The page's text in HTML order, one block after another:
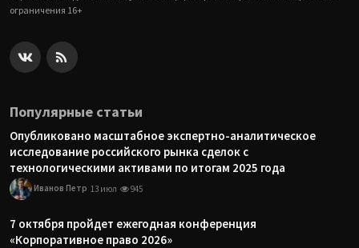
ограничения 16+
Популярные статьи
Опубликовано масштабное экспертно-аналитическое
исследование российского рынка сделок с
технологическими активами по итогам 2025 года
Иванов Петр 13 июл 945
7 октября пройдет ежегодная конференция
«Корпоративное право 2026»